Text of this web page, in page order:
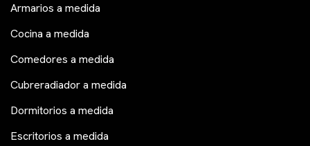
Armarios a medida
Cocina a medida
Comedores a medida
Cubreradiador a medida
Dormitorios a medida
Escritorios a medida